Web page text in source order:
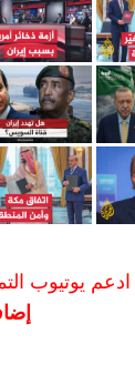
ادعم يوتيوب